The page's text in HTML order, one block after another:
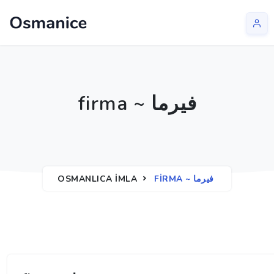
firma ~ فیرما
OSMANLICA İMLA FIRMA ~ فیرما